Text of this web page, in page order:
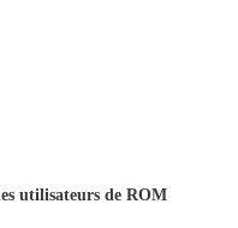
utilisateurs de ROM